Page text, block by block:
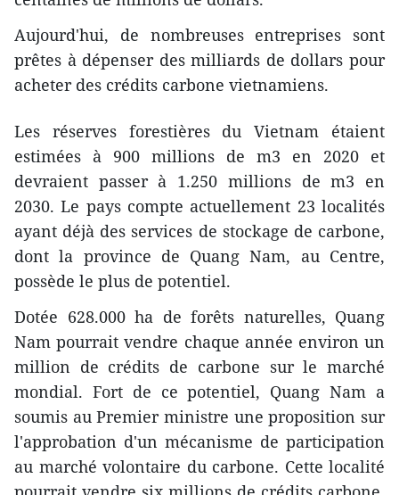
Aujourd'hui, de nombreuses entreprises sont
prêtes à dépenser des milliards de dollars pour
acheter des crédits carbone vietnamiens.
Les réserves forestières du Vietnam étaient
estimées à 900 millions de m3 en 2020 et
devraient passer à 1.250 millions de m3 en
2030. Le pays compte actuellement 23 localités
ayant déjà des services de stockage de carbone,
dont la province de Quang Nam, au Centre,
possède le plus de potentiel.
Dotée 628.000 ha de forêts naturelles, Quang
Nam pourrait vendre chaque année environ un
million de crédits de carbone sur le marché
mondial. Fort de ce potentiel, Quang Nam a
soumis au Premier ministre une proposition sur
l'approbation d'un mécanisme de participation
au marché volontaire du carbone. Cette localité